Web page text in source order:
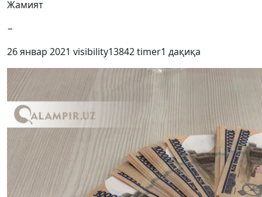
Жамият
−
26 январ 2021 visibility13842timer1 дақиқа